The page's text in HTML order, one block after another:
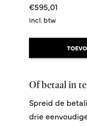
€595,01
Incl. btw
Of betaal in
Spreid de
drie